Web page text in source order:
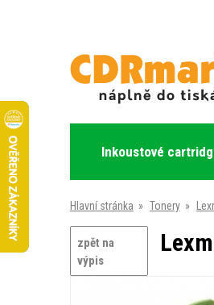
Inkoustové
Hlavní stránka » Tonery »
zpět na
výpis